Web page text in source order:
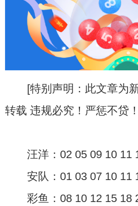
[特别声明：此文章为新
转载 违规必究！严惩不贷
汪洋：02 05 09 10 11
安队：01 03 07 10 11
彩鱼：08 10 12 15 18